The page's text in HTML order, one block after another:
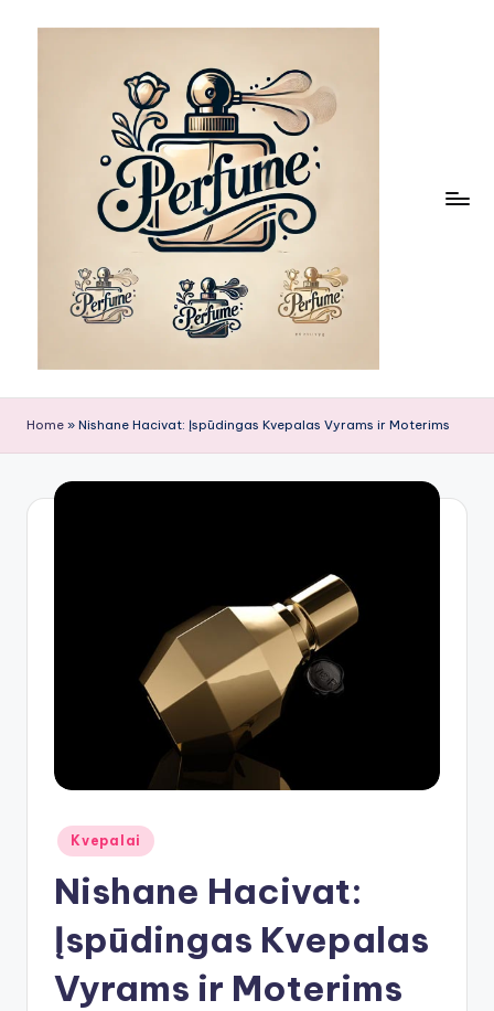
Home » Nishane Hacivat: Įspūdingas Kvepalas Vyrams ir Moterims
Posted
in
Kvepalai
Nishane Hacivat:
Įspūdingas Kvepalas
Vyrams ir Moterims